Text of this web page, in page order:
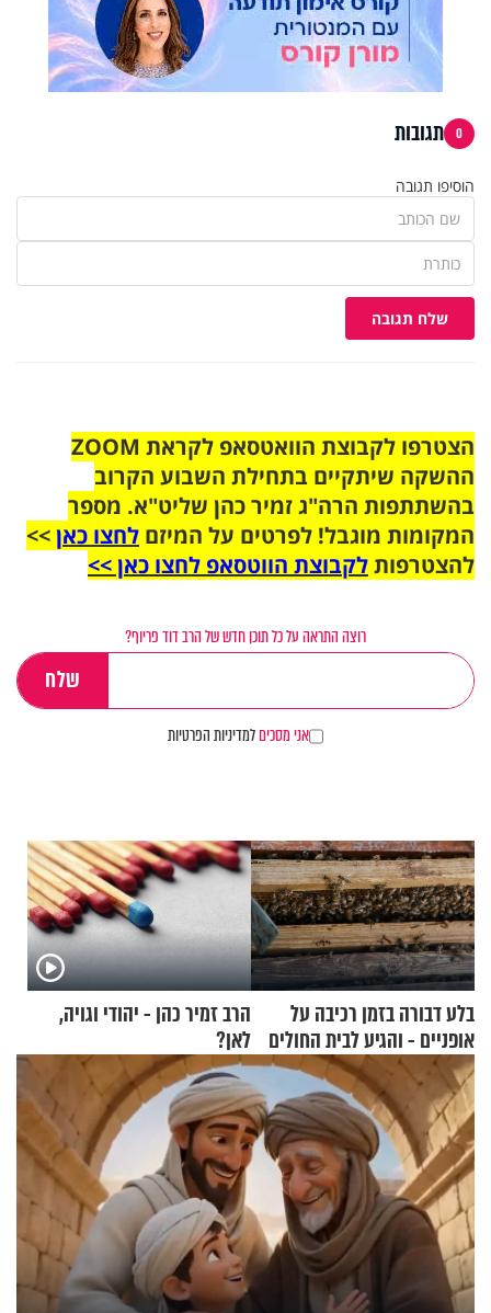
0 תגובות
הוסיפו תגובה
שלח תגובה
הצטרפו לקבוצת הוואטסאפ לקראת ZOOM
ההשקה שיתקיים בתחילת השבוע הקרוב
בהשתתפות הרה"ג זמיר כהן שליט"א. מספר
המקומות מוגבל! לפרטים על המיזם לחצו כאן>>
להצטרפותלקבוצת הווטסאפ לחצו כאן >>
רוצה התראה על כל תוכן חדש של הרב דוד פריוף?
אני מסכיםלמדיניות הפרטיות
בלע דבורה בזמן רכיבה על
אופניים - והגיע לבית החולים
במצב מסכן חיים
הרב זמיר כהן - יהודי וגויה,
לאן?